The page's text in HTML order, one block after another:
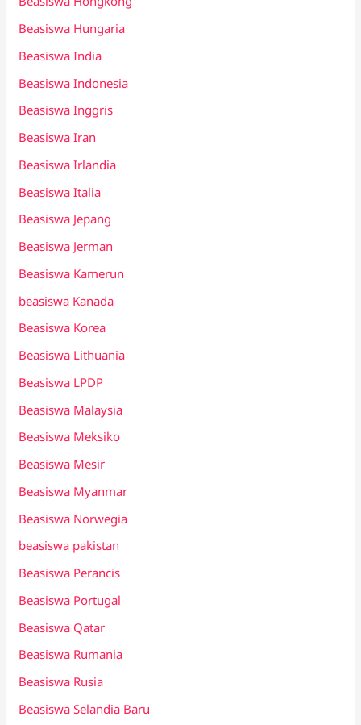
Beasiswa Hungaria
Beasiswa India
Beasiswa Indonesia
Beasiswa Inggris
Beasiswa Iran
Beasiswa Irlandia
Beasiswa Italia
Beasiswa Jepang
Beasiswa Jerman
Beasiswa Kamerun
beasiswa Kanada
Beasiswa Korea
Beasiswa Lithuania
Beasiswa LPDP
Beasiswa Malaysia
Beasiswa Meksiko
Beasiswa Mesir
Beasiswa Myanmar
Beasiswa Norwegia
beasiswa pakistan
Beasiswa Perancis
Beasiswa Portugal
Beasiswa Qatar
Beasiswa Rumania
Beasiswa Rusia
Beasiswa Selandia Baru